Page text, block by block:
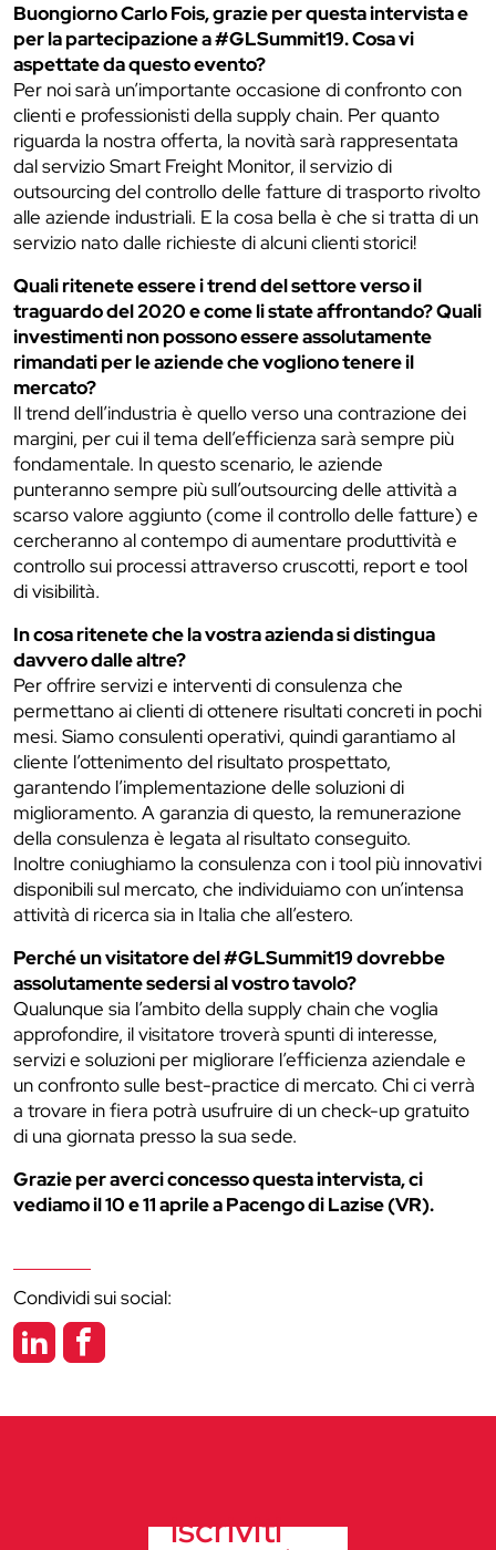
Buongiorno Carlo Fois, grazie per questa intervista e
per la partecipazione a #GLSummit19. Cosa vi
aspettate da questo evento?
Per noi sarà un’importante occasione di confronto con
clienti e professionisti della supply chain. Per quanto
riguarda la nostra offerta, la novità sarà rappresentata
dal servizio Smart Freight Monitor, il servizio di
outsourcing del controllo delle fatture di trasporto rivolto
alle aziende industriali. E la cosa bella è che si tratta di un
servizio nato dalle richieste di alcuni clienti storici!
Quali ritenete essere i trend del settore verso il
traguardo del 2020 e come li state affrontando? Quali
investimenti non possono essere assolutamente
rimandati per le aziende che vogliono tenere il
mercato?
Il trend dell’industria è quello verso una contrazione dei
margini, per cui il tema dell’efficienza sarà sempre più
fondamentale. In questo scenario, le aziende
punteranno sempre più sull’outsourcing delle attività a
scarso valore aggiunto (come il controllo delle fatture) e
cercheranno al contempo di aumentare produttività e
controllo sui processi attraverso cruscotti, report e tool
di visibilità.
In cosa ritenete che la vostra azienda si distingua
davvero dalle altre?
Per offrire servizi e interventi di consulenza che
permettano ai clienti di ottenere risultati concreti in pochi
mesi. Siamo consulenti operativi, quindi garantiamo al
cliente l’ottenimento del risultato prospettato,
garantendo l’implementazione delle soluzioni di
miglioramento. A garanzia di questo, la remunerazione
della consulenza è legata al risultato conseguito.
Inoltre coniughiamo la consulenza con i tool più innovativi
disponibili sul mercato, che individuiamo con un’intensa
attività di ricerca sia in Italia che all’estero.
Perché un visitatore del #GLSummit19 dovrebbe
assolutamente sedersi al vostro tavolo?
Qualunque sia l’ambito della supply chain che voglia
approfondire, il visitatore troverà spunti di interesse,
servizi e soluzioni per migliorare l’efficienza aziendale e
un confronto sulle best-practice di mercato. Chi ci verrà
a trovare in fiera potrà usufruire di un check-up gratuito
di una giornata presso la sua sede.
Grazie per averci concesso questa intervista, ci
vediamo il 10 e 11 aprile a Pacengo di Lazise (VR).
Condividi sui social:
iscriviti